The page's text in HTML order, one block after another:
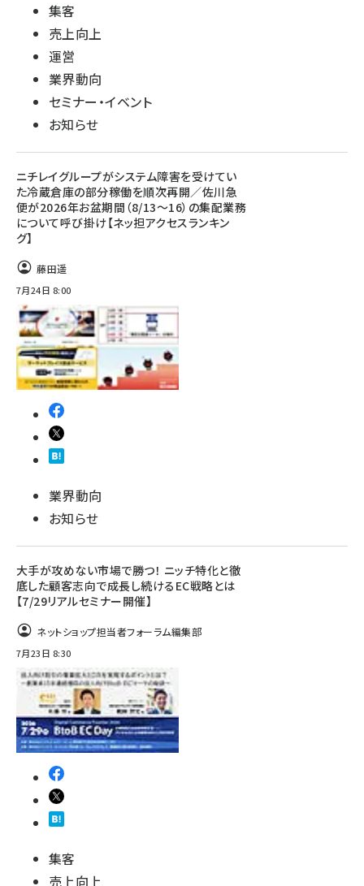
集客
売上向上
運営
業界動向
セミナー・イベント
お知らせ
ニチレイグループがシステム障害を受けてい
た冷蔵倉庫の部分稼働を順次再開／佐川急
便が2026年お盆期間（8/13～16）の集配業務
について呼び掛け【ネッ担アクセスランキン
グ】
藤田遥
7月24日 8:00
業界動向
お知らせ
大手が攻めない市場で勝つ！ ニッチ特化と徹
底した顧客志向で成長し続けるEC戦略とは
【7/29リアルセミナー開催】
ネットショップ担当者フォーラム編集部
7月23日 8:30
集客
売上向上